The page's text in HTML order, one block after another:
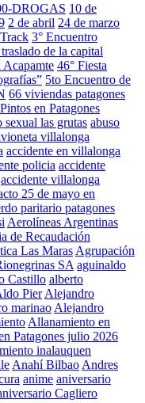
DROGAS 10 de
2 de abril 24 de marzo
3° Encuentro
de la capital
Acapamte 46° Fiesta
5to Encuentro de
66 viviendas patagones
en Patagones
sexual las grutas abuso
villalonga
accidente en villalonga
policia accidente
accidente villalonga
25 de mayo en
paritario patagones
Aerolíneas Argentinas
de Recaudación
Las Maras Agrupación
SA aguinaldo
Castillo alberto
Pier Alejandro
marinao Alejandro
Allanamiento en
Patagones julio 2026
inalauquen
Anahí Bilbao Andres
anime aniversario
Cagliero